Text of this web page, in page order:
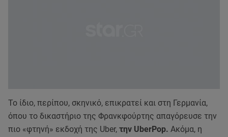
Το ίδιο, περίπου, σκηνικό, επικρατεί και στη Γερμανία,
όπου το δικαστήριο της Φρανκφούρτης απαγόρευσε την
πιο «φτηνή» εκδοχή της Uber, την UberPop. Ακόμα, η